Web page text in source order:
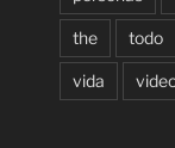
the todo
vida